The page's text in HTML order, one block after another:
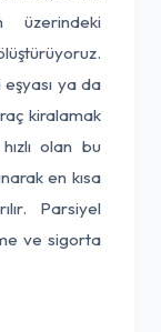
üzerindeki
ya da
kiralamak
olan bu
en kısa
Parsiyel
ve sigorta